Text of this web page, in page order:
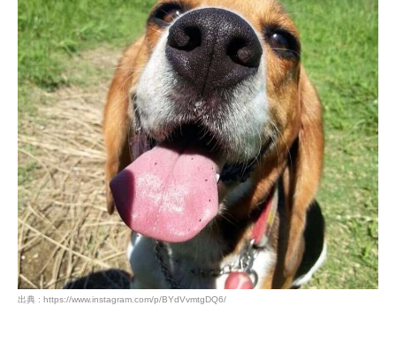
出典 : https://www.instagram.com/p/BYdVvmtgDQ6/